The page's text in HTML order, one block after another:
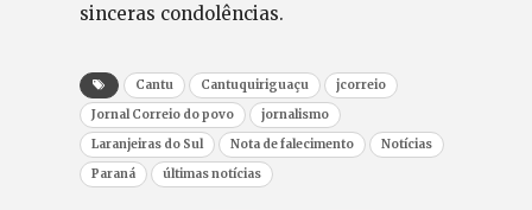
sinceras condolências.
Cantu Cantuquiriguaçu
jcorreio
Jornal Correio do povo
jornalismo
Laranjeiras do Sul
Nota de falecimento
Notícias
Paraná
últimas notícias